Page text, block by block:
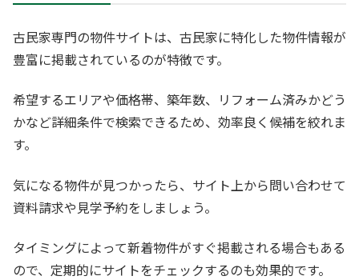
古民家専門の物件サイトは、古民家に特化した物件情報が
豊富に掲載されているのが特徴です。
希望するエリアや価格帯、築年数、リフォーム済みかどう
かなど詳細条件で検索できるため、効率良く候補を絞れま
す。
気になる物件が見つかったら、サイト上から問い合わせて
資料請求や見学予約をしましょう。
タイミングによって新着物件がすぐ掲載される場合もある
ので、定期的にサイトをチェックするのも効果的です。